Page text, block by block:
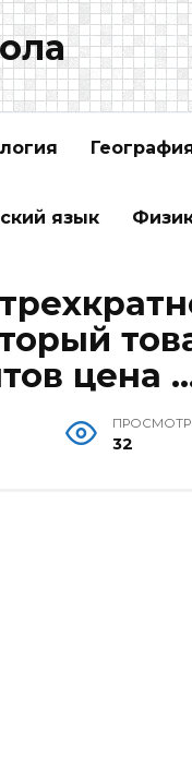
язык
цена
32